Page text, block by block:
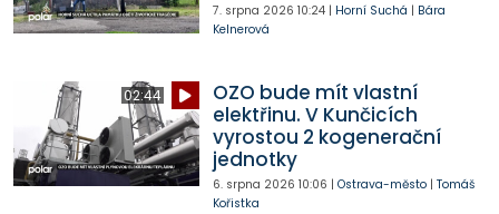
7. srpna 2026 10:24| Horní Suchá | Bára
Kelnerová
02:44
OZO bude mít vlastní
elektřinu. V Kunčicích
vyrostou 2 kogenerační
jednotky
6. srpna 2026 10:06 | Ostrava-město| Tomáš
Kořistka